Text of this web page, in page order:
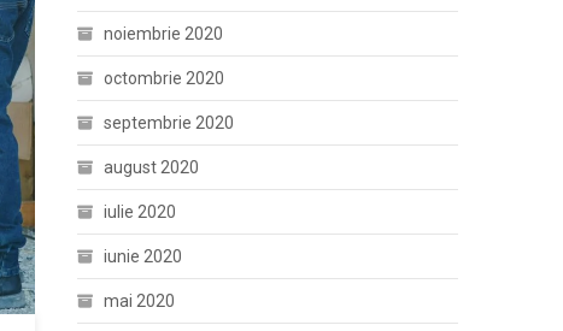
noiembrie 2020
octombrie 2020
septembrie 2020
august 2020
iulie 2020
iunie 2020
mai 2020